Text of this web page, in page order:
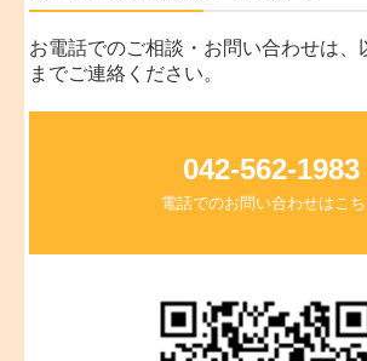
お電話でのご相談・お問い合わせは、
までご連絡ください。
042-562-1983
電話でのお問い合わせはこち